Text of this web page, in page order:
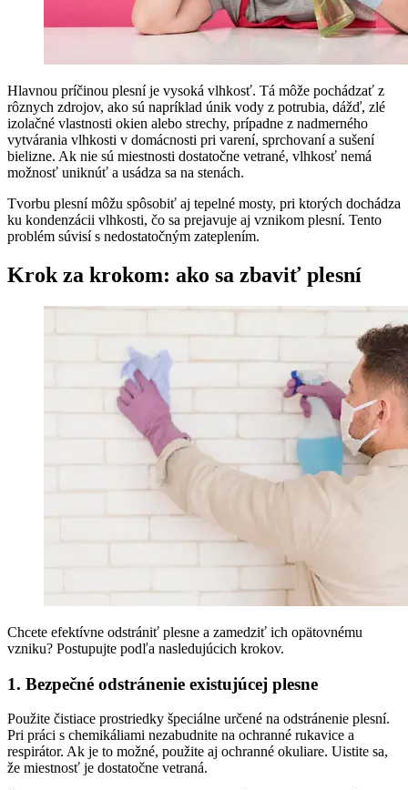
Hlavnou príčinou plesní je vysoká vlhkosť. Tá môže pochádzať z
rôznych zdrojov, ako sú napríklad únik vody z potrubia, dážď, zlé
izolačné vlastnosti okien alebo strechy, prípadne z nadmerného
vytvárania vlhkosti v domácnosti pri varení, sprchovaní a sušení
bielizne. Ak nie sú miestnosti dostatočne vetrané, vlhkosť nemá
možnosť uniknúť a usádza sa na stenách.
Tvorbu plesní môžu spôsobiť aj tepelné mosty, pri ktorých dochádza
ku kondenzácii vlhkosti, čo sa prejavuje aj vznikom plesní. Tento
problém súvisí s nedostatočným zateplením.
Krok za krokom: ako sa zbaviť plesní
Chcete efektívne odstrániť plesne a zamedziť ich opätovnému
vzniku? Postupujte podľa nasledujúcich krokov.
1. Bezpečné odstránenie existujúcej plesne
Použite čistiace prostriedky špeciálne určené na odstránenie plesní.
Pri práci s chemikáliami nezabudnite na ochranné rukavice a
respirátor. Ak je to možné, použite aj ochranné okuliare. Uistite sa,
že miestnosť je dostatočne vetraná.